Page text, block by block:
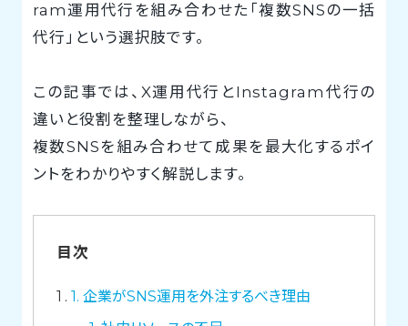
ram運用代行を組み合わせた「複数SNSの一括
代行」という選択肢です。
この記事では、X運用代行とInstagram代行の
違いと役割を整理しながら、
複数SNSを組み合わせて成果を最大化するポイ
ントをわかりやすく解説します。
目次
1
1. 企業がSNS運用を外注するべき理由